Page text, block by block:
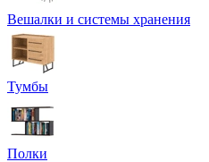
Вешалки и системы хранения
Тумбы
Полки